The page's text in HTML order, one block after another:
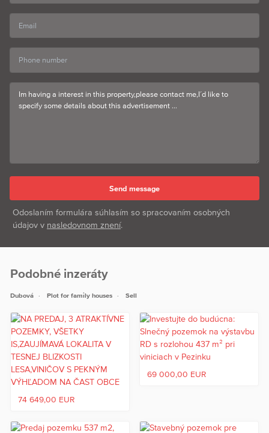
Odoslaním formulára súhlasím so spracovaním osobných
údajov v nasledovnom znení.
Podobné inzeráty
Dubová Plot for family houses Sell
74 649,00 EUR
69 000,00 EUR